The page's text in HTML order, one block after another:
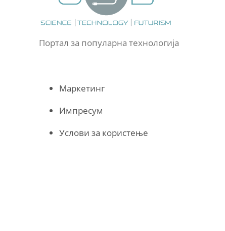
Портал за популарна технологија
Маркетинг
Импресум
Услови за користење